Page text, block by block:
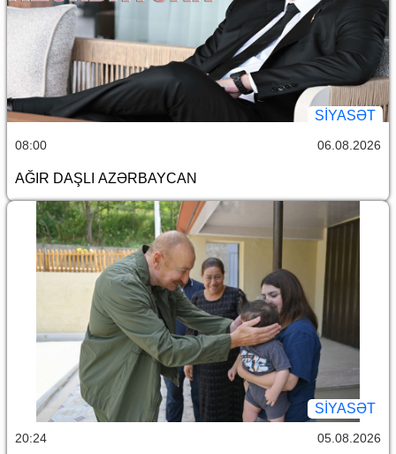
SİYASƏT
08:00 06.08.2026
AĞIR DAŞLI AZƏRBAYCAN
SİYASƏT
20:24 05.08.2026